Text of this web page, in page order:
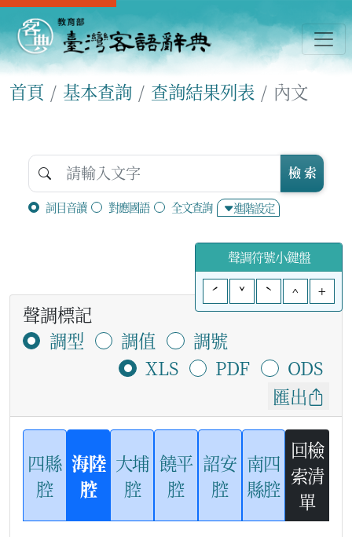
首頁 基本查詢 查詢結果列表 內文
詞目音讀 對應國語 全文查詢 進階設定
檢 索
聲調符號小鍵盤
ˊ
ˇ ˋ ^ +
聲調標記
調型
調值
調號
XLS
PDF
ODS
匯出
四縣
腔
海陸
腔
大埔
腔
饒平
腔
詔安
腔
南四
縣腔
回檢
索清
單